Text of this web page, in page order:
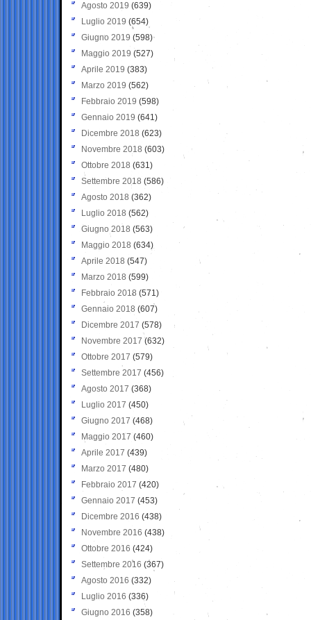
Agosto 2019 (639)
Luglio 2019 (654)
Giugno 2019 (598)
Maggio 2019 (527)
Aprile 2019 (383)
Marzo 2019 (562)
Febbraio 2019 (598)
Gennaio 2019 (641)
Dicembre 2018 (623)
Novembre 2018 (603)
Ottobre 2018 (631)
Settembre 2018 (586)
Agosto 2018 (362)
Luglio 2018 (562)
Giugno 2018 (563)
Maggio 2018 (634)
Aprile 2018 (547)
Marzo 2018 (599)
Febbraio 2018 (571)
Gennaio 2018 (607)
Dicembre 2017 (578)
Novembre 2017 (632)
Ottobre 2017 (579)
Settembre 2017 (456)
Agosto 2017 (368)
Luglio 2017 (450)
Giugno 2017 (468)
Maggio 2017 (460)
Aprile 2017 (439)
Marzo 2017 (480)
Febbraio 2017 (420)
Gennaio 2017 (453)
Dicembre 2016 (438)
Novembre 2016 (438)
Ottobre 2016 (424)
Settembre 2016 (367)
Agosto 2016 (332)
Luglio 2016 (336)
Giugno 2016 (358)